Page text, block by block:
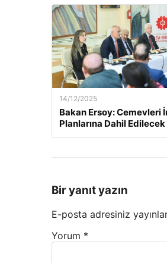
14/12/2025
Bakan Ersoy: Cemevleri
Planlarına Dahil Edilecek
Bir yanıt yazın
E-posta adresiniz
Yorum *